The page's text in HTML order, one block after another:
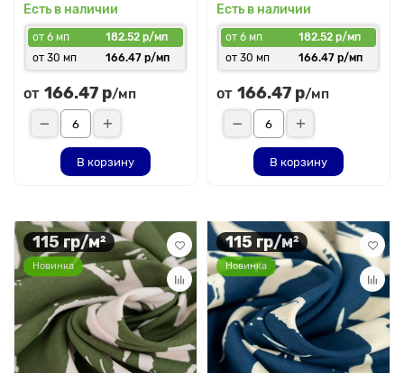
Есть в наличии
от 6 мп
182.52 р/мп
от 30 мп
166.47 р/мп
от 166.47 р/мп
В корзину
Есть в наличии
от 6 мп
182.52 р/мп
от 30 мп
166.47 р/мп
от 166.47 р/мп
В корзину
115 гр/м²
Новинка
115 гр/м²
Новинка